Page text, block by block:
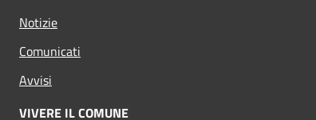
Notizie
Comunicati
Avvisi
VIVERE IL COMUNE